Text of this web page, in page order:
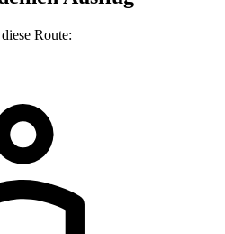
Route: